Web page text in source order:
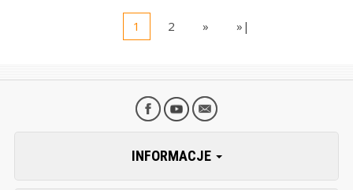
1 2 » »|
INFORMACJE